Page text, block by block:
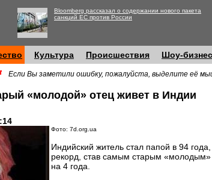
Bloomberg рассказал о содержании нового пакета
санкций ЕС против России
Культура Происшествия Шоу-бизнес
Если Вы заметили ошибку, пожалуйста, выделите её
«молодой» отец живет в Индии
Фото: 7d.org.ua
Индийский житель стал папой в 94
рекорд, став самым старым «молодым»
на 4 года.